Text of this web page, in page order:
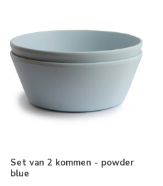
Set van 2 kommen - powder
blue